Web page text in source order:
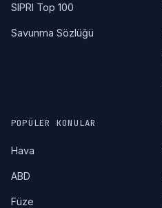
SIPRI Top 100
Savunma Sözlüğü
POPÜLER KONULAR
Hava
ABD
Füze